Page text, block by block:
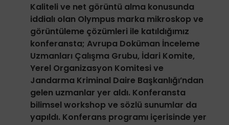
Kaliteli ve net görüntü alma konusunda
iddialı olan Olympus marka mikroskop ve
görüntüleme çözümleri ile katıldığımız
konferansta; Avrupa Doküman İnceleme
Uzmanları Çalışma Grubu, İdari Komite,
Yerel Organizasyon Komitesi ve
Jandarma Kriminal Daire Başkanlığı’ndan
gelen uzmanlar yer aldı. Konferansta
bilimsel workshop ve sözlü sunumlar da
yapıldı. Konferans programı içerisinde yer